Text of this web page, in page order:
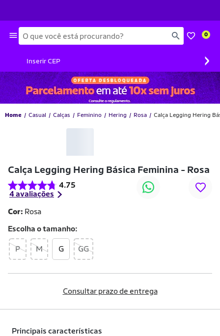
Busca 0
Inserir CEP ›
Home Casual Calças Feminino Hering Rosa Calça Legging Hering
Calça Legging Hering Básica Feminina - Rosa
4.75
4 avaliações
-38% OFF
Cor: Rosa
Escolha otamanho
P M G GG
Consultar prazo de entrega
Principais características